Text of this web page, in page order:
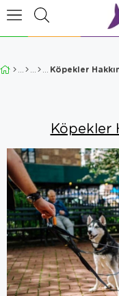
Köpekler
Köpekler